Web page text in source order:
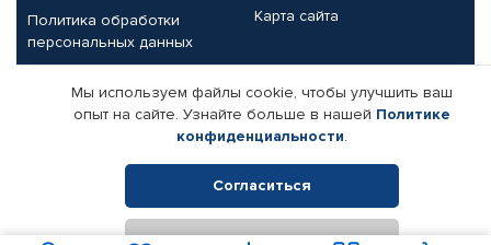
Политика обработки
персональных данных
Карта сайта
Партнерам
Корпоративным клиентам
Поставщикам
Реквизиты компании
Мы используем файлы cookie, чтобы улучшить ваш
опыт на сайте. Узнайте больше в нашей Политике
конфиденциальности.
Согласиться
Отклонить